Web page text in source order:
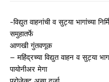
-विद्युत वाहनांची व सुट्या भागांच्या
समुहातर्फे
आणखी गुंतवणूक
– महिंद्रच्या विद्युत वाहन व सुट्या
पायोनीअर मेगा